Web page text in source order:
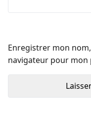
Enregistrer mon
navigateur pour